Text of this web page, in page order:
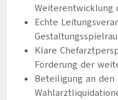
Weiterentwicklung
Echte
Klare
Förderung der
Beteiligung an den